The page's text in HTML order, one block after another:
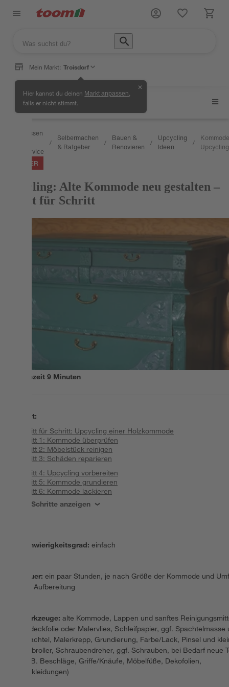
Mein Markt: Troisdorf
Hier kannst du deinen Markt anpassen
falls er nicht stimmt.
✕
Upcycling Ideen
Wissen
Service
/
Selbermachen
& Ratgeber
/
Bauen &
Renovieren
/
Upcycling
Ideen
/
Kommode
Upcycling
RATGEBER
Upcycling: Alte Kommode neu gestalten –
Schritt für Schritt
Lesezeit9 Minuten
Inhalt:
Schritt für Schritt: Upcycling einer Holzkommode
Schritt 1: Kommode überprüfen
Schritt 2: Möbelstück reinigen
Schritt 3: Schäden reparieren
Schritt 4: Upcycling vorbereiten
Schritt 5: Kommode grundieren
Schritt 6: Kommode lackieren
Alle Schritte anzeigen
Schwierigkeitsgrad:einfach
Dauer:ein paar Stunden, je nach Größe der Kommode und
der Aufbereitung
Werkzeuge:alte Kommode, Lappen und sanftes
Abdeckfolie oder Malervlies, Schleifpapier, ggf. Spachtelmasse
Spachtel, Malerkrepp, Grundierung, Farbe/Lack, Pinsel und
Farbroller, Schraubendreher, ggf. Schrauben, bei Bedarf neue
(z. B. Beschläge, Griffe/Knäufe, Möbelfüße, Dekofolien,
Verkleidungen)